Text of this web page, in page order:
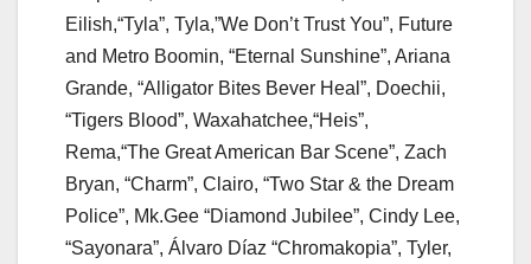
Eilish,“Tyla”, Tyla,”We Don’t Trust You”, Future
and Metro Boomin, “Eternal Sunshine”, Ariana
Grande, “Alligator Bites Bever Heal”, Doechii,
“Tigers Blood”, Waxahatchee,“Heis”,
Rema,“The Great American Bar Scene”, Zach
Bryan, “Charm”, Clairo, “Two Star & the Dream
Police”, Mk.Gee “Diamond Jubilee”, Cindy Lee,
“Sayonara”, Álvaro Díaz “Chromakopia”, Tyler,